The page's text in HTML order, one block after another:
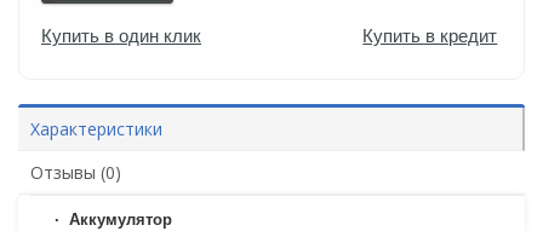
Купить в один клик Купить в кредит
Характеристики
Отзывы (0)
Аккумулятор